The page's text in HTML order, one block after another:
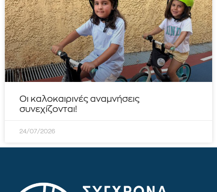
Οι καλοκαιρινές αναμνήσεις
συνεχίζονται!
24/07/2026